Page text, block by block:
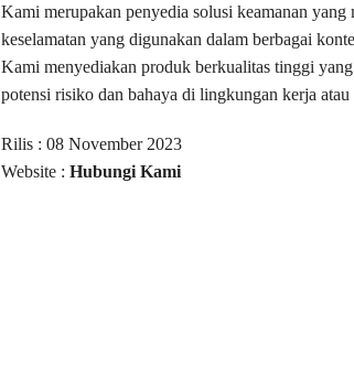
Kami merupakan penyedia solusi keamanan
keselamatan yang digunakan dalam berbagai
Kami menyediakan produk berkualitas tinggi
potensi risiko dan bahaya di lingkungan kerja atau
Rilis : 08 November 2023
Website : Hubungi Kami